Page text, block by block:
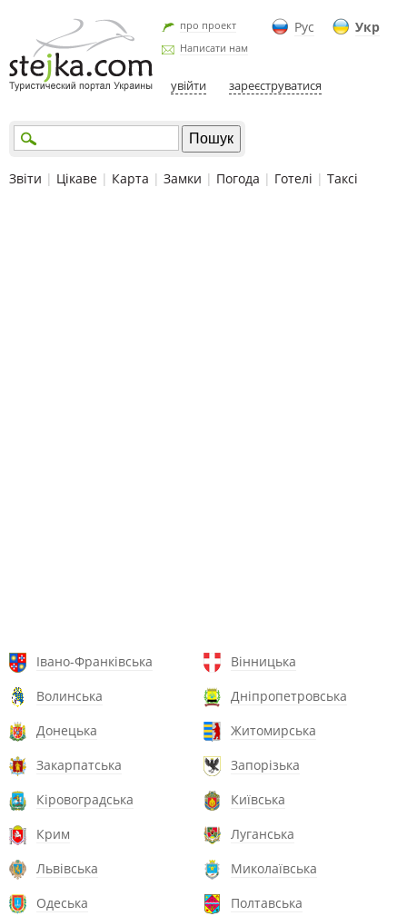
Рус Укр
про проект
Написати нам
увійти зареєструватися
Звіти | Цікаве | Карта | Замки | Погода | Готелі | Таксі
Івано-Франківська
Вінницька
Волинська
Дніпропетровська
Донецька
Житомирська
Закарпатська
Запорізька
Кіровоградська
Київська
Крим
Луганська
Львівська
Миколаївська
Одеська
Полтавська